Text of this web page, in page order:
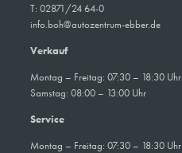
T:02871/24 64-0
info.boh@autozentrum-ebber.de
Verkauf
Montag – Freitag: 07:30 – 18:30 Uhr
Samstag: 08:00 – 13:00 Uhr
Service
Montag – Freitag: 07:30 – 18:30 Uhr